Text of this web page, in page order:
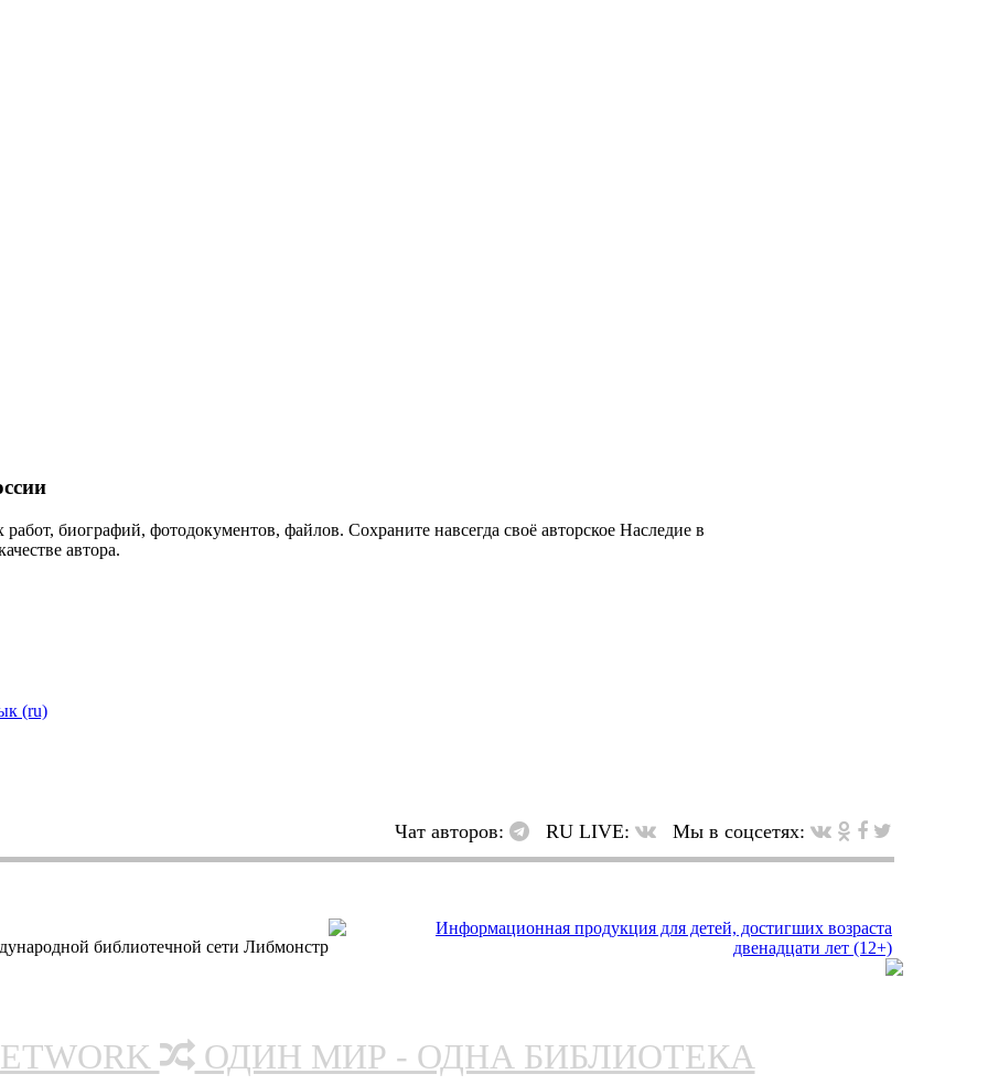
биографий, фотодокументов, файлов. Сохраните навсегда своё авторское Наследие в
автора.
(ru)
Чат авторов: RU LIVE: Мы в соцсетях:
библиотечной сети Либмонстр
ОДИН МИР - ОДНА БИБЛИОТЕКА